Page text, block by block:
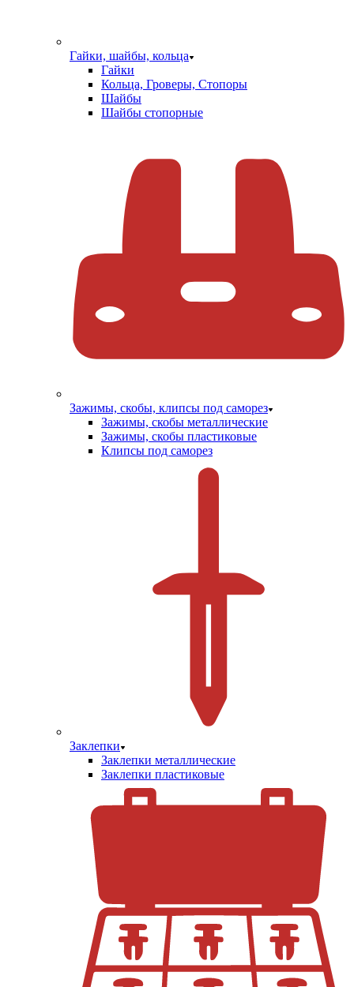
Гайки, шайбы, кольца
Гайки
Кольца, Гроверы, Стопоры
Шайбы
Шайбы стопорные
Зажимы, скобы, клипсы под саморез
Зажимы, скобы металлические
Зажимы, скобы пластиковые
Клипсы под саморез
Заклепки
Заклепки металлические
Заклепки пластиковые